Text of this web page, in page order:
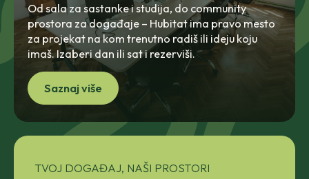
Od sala za sastanke i studija, do community
prostora za događaje – Hubitat ima pravo mesto
za projekat na kom trenutno radiš ili ideju koju
imaš. Izaberi dan ili sat i rezerviši.
Saznaj više
TVOJ DOGAĐAJ, NAŠI PROSTORI